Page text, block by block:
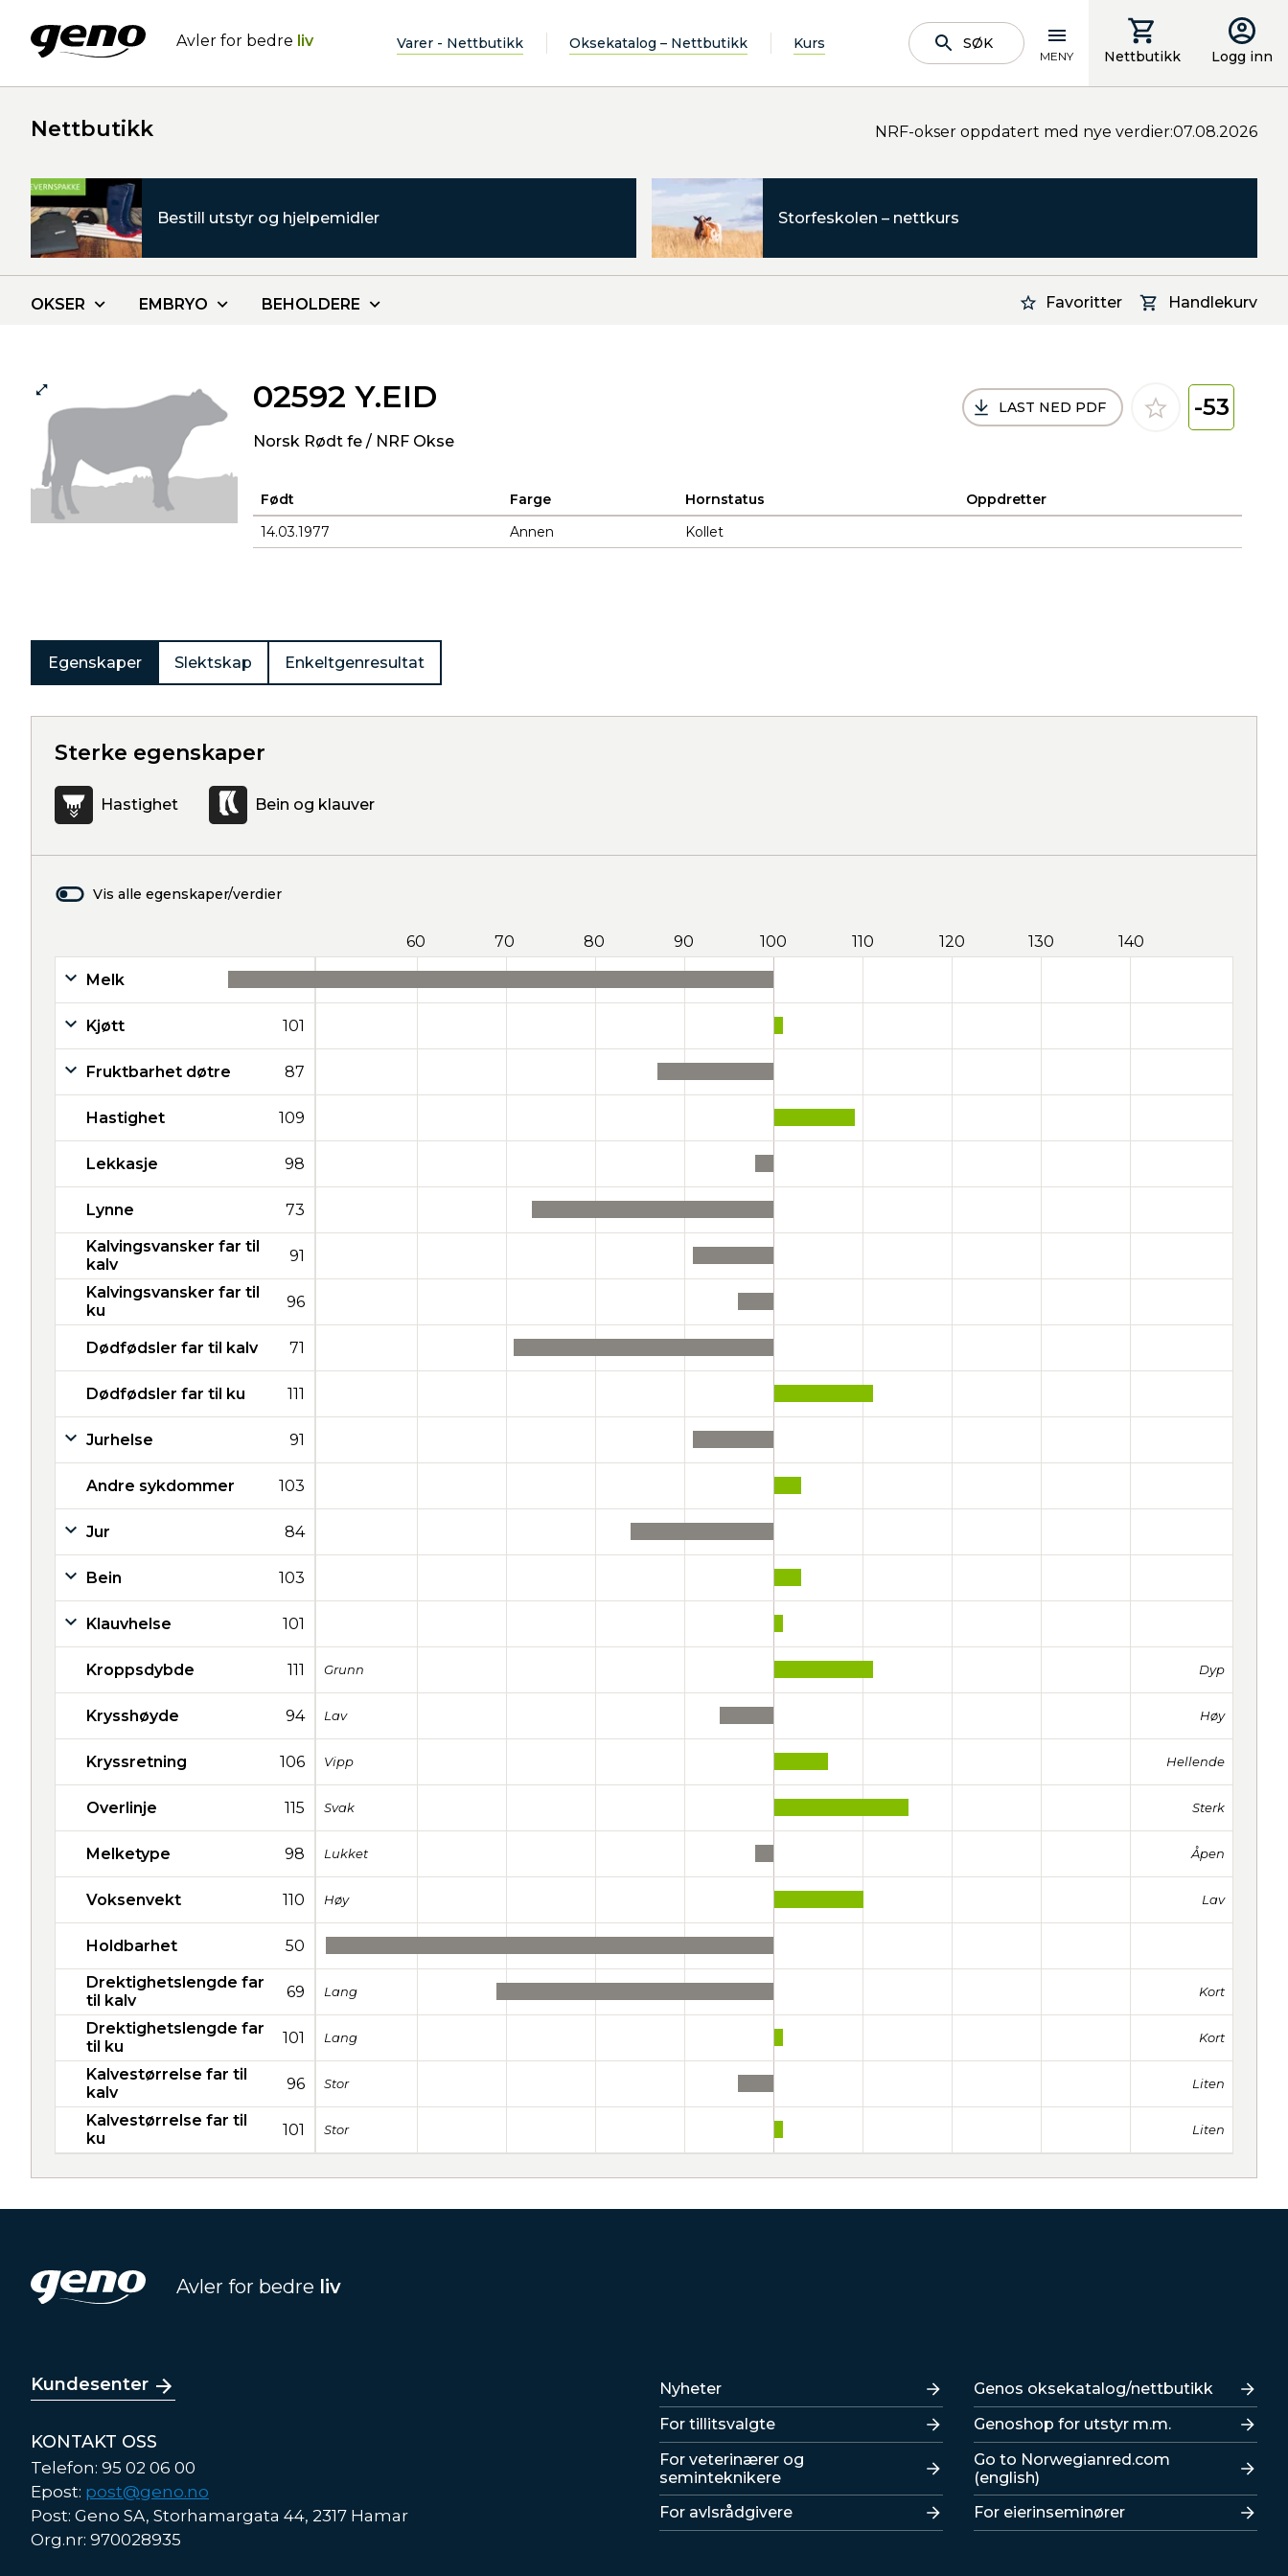
Avler for bedre liv Varer - Nettbutikk Oksekatalog – Nettbutikk Kurs SØK
MENY Nettbutikk Logg inn
Nettbutikk NRF-okser oppdatert med nye verdier:07.08.2026
Bestill utstyr og hjelpemidler Storfeskolen – nettkurs
Favoritter Handlekurv
OKSER EMBRYO BEHOLDERE
02592 Y.EID
Norsk Rødt fe / NRF Okse
LAST NED PDF -53
Født Farge Hornstatus
Oppdretter
14.03.1977
Annen Kollet
Egenskaper Slektskap Enkeltgenresultat
Sterke egenskaper
Hastighet Bein og klauver
Vis alle egenskaper/verdier
60 70 80 90 100 110 120 130 140
Melk
Kjøtt 101
Fruktbarhet døtre 87
Hastighet 109
Lekkasje 98
Lynne 73
Kalvingsvansker far til
kalv
91
Kalvingsvansker far til
ku
96
Dødfødsler far til kalv 71
Dødfødsler far til ku 111
Jurhelse 91
Andre sykdommer 103
Jur 84
Bein 103
Klauvhelse 101
Kroppsdybde 111 Grunn Dyp
Krysshøyde 94 Lav Høy
Kryssretning 106 Vipp Hellende
Overlinje 115 Svak Sterk
Melketype 98 Lukket Åpen
Voksenvekt 110 Høy Lav
Holdbarhet 50
Drektighetslengde far
til kalv
69 Lang Kort
Drektighetslengde far
til ku
101 Lang Kort
Kalvestørrelse far til
kalv
96 Stor Liten
Kalvestørrelse far til
ku
101 Stor Liten
Avler for bedre liv
Kundesenter
KONTAKT OSS
Telefon: 95 02 06 00
Epost: post@geno.no
Post: Geno SA, Storhamargata 44, 2317 Hamar
Org.nr: 970028935
Lenker
Nyheter
For tillitsvalgte
For veterinærer og
seminteknikere
For avlsrådgivere
Lenker
Genos oksekatalog/nettbutikk
Genoshop for utstyr m.m.
Go to Norwegianred.com
(english)
For eierinseminører